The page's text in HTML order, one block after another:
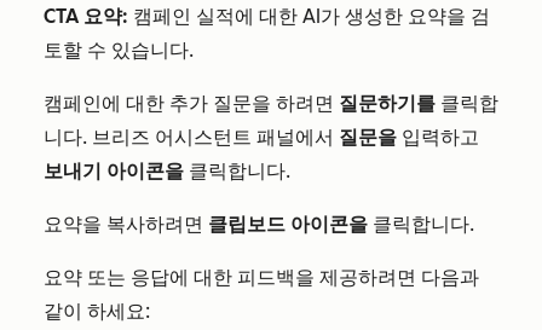
CTA 요약: 캠페인 실적에 대한 AI가 생성한 요약을 검
토할 수 있습니다.
캠페인에 대한 추가 질문을 하려면 질문하기를 클릭합
니다. 브리즈 어시스턴트 패널에서 질문을 입력하고
보내기 아이콘을 클릭합니다.
요약을 복사하려면 클립보드 아이콘을 클릭합니다.
요약 또는 응답에 대한 피드백을 제공하려면 다음과
같이 하세요: